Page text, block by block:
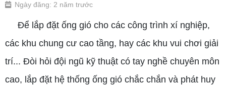
Ngày đăng: 2 năm trước
Để lắp đặt ống gió cho các công trình xí nghiệp,
các khu chung cư cao tầng, hay các khu vui chơi giải
trí... Đòi hỏi đội ngũ kỹ thuật có tay nghề chuyên môn
cao, lắp đặt hệ thống ống gió chắc chắn và phát huy